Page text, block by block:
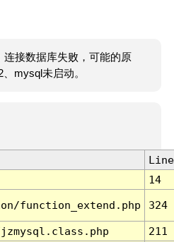
连接数据库失败，可能的原
mysql未启动。
Line
14
function_extend.php 324
211